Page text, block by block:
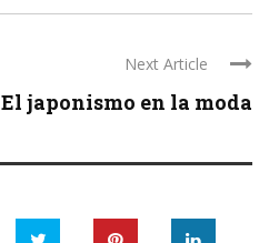
Next Article
El japonismo en la moda